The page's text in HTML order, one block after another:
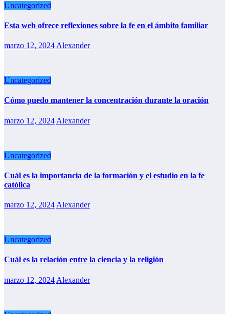
Uncategorized
Esta web ofrece reflexiones sobre la fe en el ámbito familiar
marzo 12, 2024 Alexander
Uncategorized
Cómo puedo mantener la concentración durante la oración
marzo 12, 2024 Alexander
Uncategorized
Cuál es la importancia de la formación y el estudio en la fe
católica
marzo 12, 2024 Alexander
Uncategorized
Cuál es la relación entre la ciencia y la religión
marzo 12, 2024 Alexander